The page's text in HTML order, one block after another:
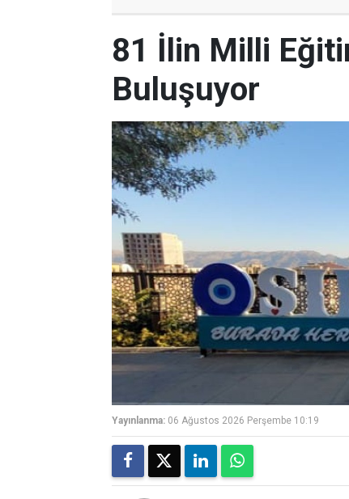
81 İlin Milli
Buluşuyor
Yayınlanma: 06 Ağustos 2026 Perşembe 10:19